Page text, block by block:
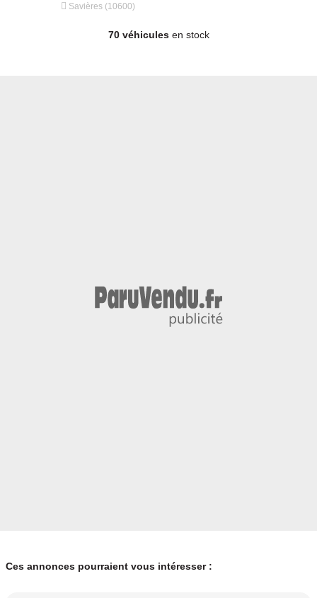
 Savières (10600)
70 véhiculesen stock
Ces annonces pourraient vous intéresser :